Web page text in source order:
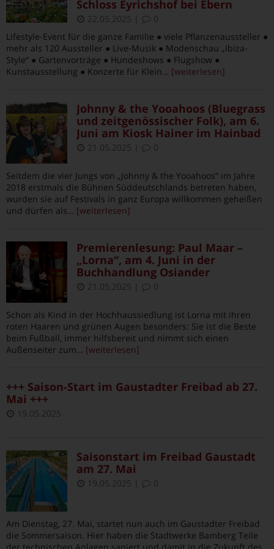
Schloss Eyrichshof bei Ebern
22.05.2025
0
Lifestyle-Event für die ganze Familie ● viele Pflanzenaussteller ●
mehr als 120 Aussteller ● Live-Musik ● Modenschau „Ibiza-
Style“ ● Gartenvorträge ● Hundeshows ● Flugshow ●
Kunstausstellung ● Konzerte für Klein… [weiterlesen]
Johnny & the Yooahoos (Bluegrass
und zeitgenössischer Folk), am 6.
Juni am Kiosk Hainer im Hainbad
21.05.2025 0
Seitdem die vier Jungs von „Johnny & the Yooahoos“ im Jahre
2018 erstmals die Bühnen Süddeutschlands betreten haben,
wurden sie auf Festivals in ganz Europa willkommen geheißen
und dürfen als… [weiterlesen]
Premierenlesung: Paul Maar –
„Lorna“, am 4. Juni in der
Buchhandlung Osiander
21.05.2025 0
Schon als Kind in der Hochhaussiedlung ist Lorna mit ihren
roten Haaren und grünen Augen besonders: Sie ist die Beste
beim Fußball, immer hilfsbereit und nimmt sich einen
Außenseiter zum… [weiterlesen]
+++ Saison-Start im Gaustadter Freibad ab 27.
Mai +++
19.05.2025
Saisonstart im Freibad Gaustadt
am 27. Mai
19.05.2025 0
Am Dienstag, 27. Mai, startet nun auch im Gaustadter Freibad
die Sommersaison. Hier haben die Stadtwerke Bamberg Teile